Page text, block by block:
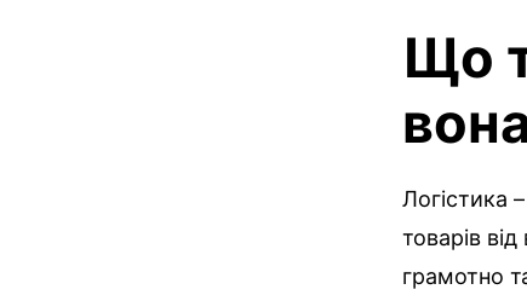
Що
Логістика
товарів
грамотно